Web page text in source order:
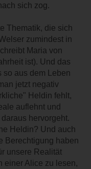
sich zog.
Thematik, die sich
zumindest in
Maria von
ist). Und das
so aus dem Leben
jetzt negativ
Heldin fehlt,
auflehnt und
hervorgeht.
Heldin? Und auch
Berechtigung haben
unsere Realität
einer Alice zu lesen,